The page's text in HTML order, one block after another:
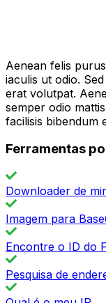
Aenean felis
iaculis ut odio.
erat volutpat.
semper odio
facilisis bibendum
Ferramentas
Downloader de
Imagem para
Encontre o ID do
Pesquisa de